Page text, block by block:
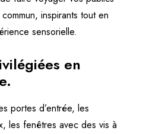
inspirants tout en
sensorielle.
en
portes d’entrée, les
les fenêtres avec des vis à